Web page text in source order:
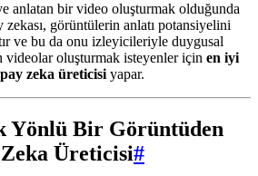
anlatan bir video oluşturmak olduğunda
zekası, görüntülerin anlatı potansiyelini
ve bu da onu izleyicileriyle duygusal
videolar oluşturmak isteyenler için en iyi
zeka üreticisi yapar.
Yönlü Bir Görüntüden
Üreticisi#